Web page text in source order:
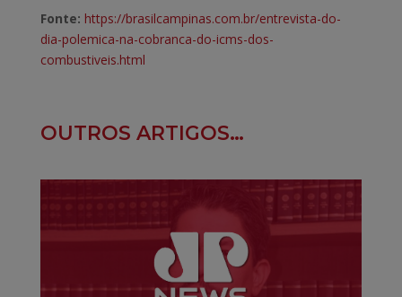
Fonte: https://brasilcampinas.com.br/entrevista-do-
dia-polemica-na-cobranca-do-icms-dos-
combustiveis.html
OUTROS ARTIGOS…